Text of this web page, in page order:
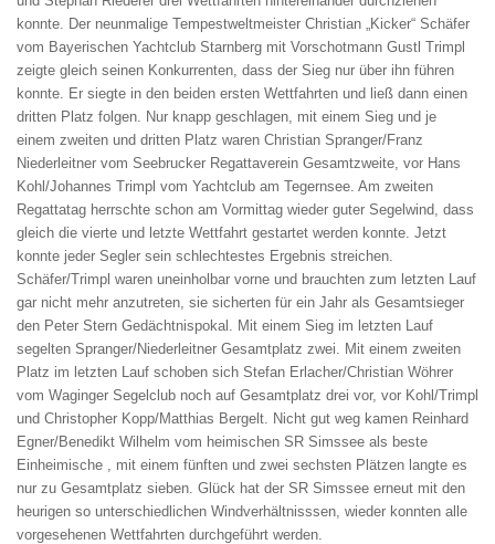
konnte. Der neunmalige Tempestweltmeister Christian „Kicker“ Schäfer
vom Bayerischen Yachtclub Starnberg mit Vorschotmann Gustl Trimpl
zeigte gleich seinen Konkurrenten, dass der Sieg nur über ihn führen
konnte. Er siegte in den beiden ersten Wettfahrten und ließ dann einen
dritten Platz folgen. Nur knapp geschlagen, mit einem Sieg und je
einem zweiten und dritten Platz waren Christian Spranger/Franz
Niederleitner vom Seebrucker Regattaverein Gesamtzweite, vor Hans
Kohl/Johannes Trimpl vom Yachtclub am Tegernsee. Am zweiten
Regattatag herrschte schon am Vormittag wieder guter Segelwind, dass
gleich die vierte und letzte Wettfahrt gestartet werden konnte. Jetzt
konnte jeder Segler sein schlechtestes Ergebnis streichen.
Schäfer/Trimpl waren uneinholbar vorne und brauchten zum letzten Lauf
gar nicht mehr anzutreten, sie sicherten für ein Jahr als Gesamtsieger
den Peter Stern Gedächtnispokal. Mit einem Sieg im letzten Lauf
segelten Spranger/Niederleitner Gesamtplatz zwei. Mit einem zweiten
Platz im letzten Lauf schoben sich Stefan Erlacher/Christian Wöhrer
vom Waginger Segelclub noch auf Gesamtplatz drei vor, vor Kohl/Trimpl
und Christopher Kopp/Matthias Bergelt. Nicht gut weg kamen Reinhard
Egner/Benedikt Wilhelm vom heimischen SR Simssee als beste
Einheimische , mit einem fünften und zwei sechsten Plätzen langte es
nur zu Gesamtplatz sieben. Glück hat der SR Simssee erneut mit den
heurigen so unterschiedlichen Windverhältnisssen, wieder konnten alle
vorgesehenen Wettfahrten durchgeführt werden.